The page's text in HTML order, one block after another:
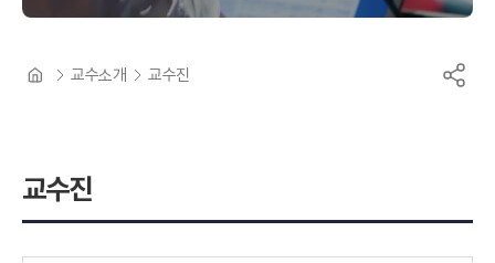
교수진
교수소개 교수진